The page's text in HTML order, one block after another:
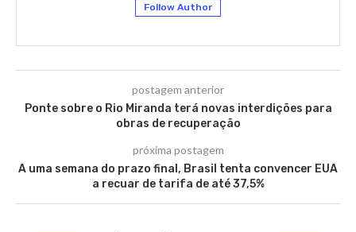
Follow Author
postagem anterior
Ponte sobre o Rio Miranda terá novas interdições para
obras de recuperação
próxima postagem
A uma semana do prazo final, Brasil tenta convencer EUA
a recuar de tarifa de até 37,5%